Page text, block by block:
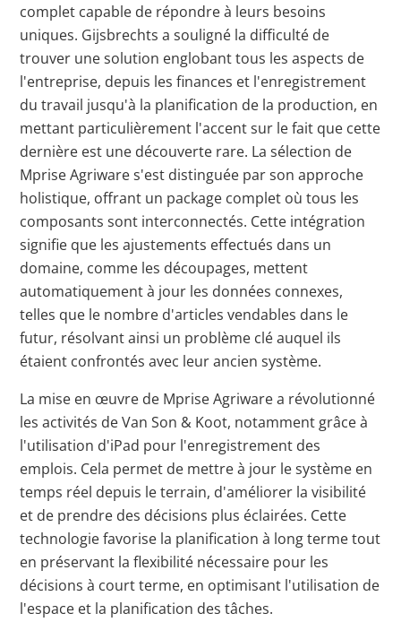
complet capable de répondre à leurs besoins
uniques. Gijsbrechts a souligné la difficulté de
trouver une solution englobant tous les aspects de
l'entreprise, depuis les finances et l'enregistrement
du travail jusqu'à la planification de la production, en
mettant particulièrement l'accent sur le fait que cette
dernière est une découverte rare. La sélection de
Mprise Agriware s'est distinguée par son approche
holistique, offrant un package complet où tous les
composants sont interconnectés. Cette intégration
signifie que les ajustements effectués dans un
domaine, comme les découpages, mettent
automatiquement à jour les données connexes,
telles que le nombre d'articles vendables dans le
futur, résolvant ainsi un problème clé auquel ils
étaient confrontés avec leur ancien système.
La mise en œuvre de Mprise Agriware a révolutionné
les activités de Van Son & Koot, notamment grâce à
l'utilisation d'iPad pour l'enregistrement des
emplois. Cela permet de mettre à jour le système en
temps réel depuis le terrain, d'améliorer la visibilité
et de prendre des décisions plus éclairées. Cette
technologie favorise la planification à long terme tout
en préservant la flexibilité nécessaire pour les
décisions à court terme, en optimisant l'utilisation de
l'espace et la planification des tâches.